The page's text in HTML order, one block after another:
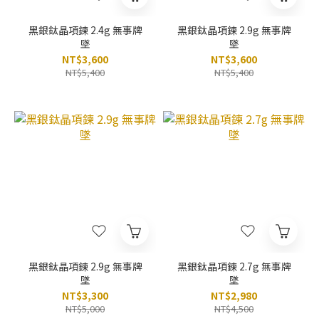
黑銀鈦晶項鍊 2.4g 無事牌
墜
NT$3,600
NT$5,400
黑銀鈦晶項鍊 2.9g 無事牌
墜
NT$3,600
NT$5,400
黑銀鈦晶項鍊 2.9g 無事牌
墜
NT$3,300
NT$5,000
黑銀鈦晶項鍊 2.7g 無事牌
墜
NT$2,980
NT$4,500